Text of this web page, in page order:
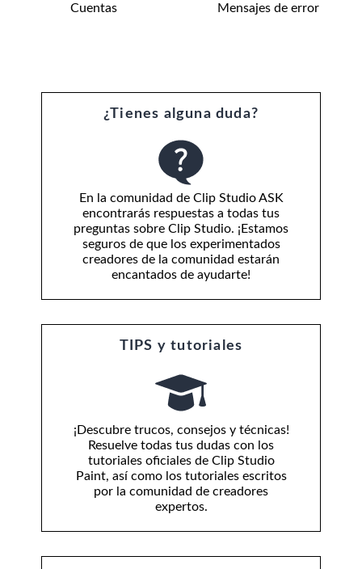
Cuentas Mensajes de error
¿Tienes alguna duda?
En la comunidad de Clip Studio ASK
encontrarás respuestas a todas tus
preguntas sobre Clip Studio. ¡Estamos
seguros de que los experimentados
creadores de la comunidad estarán
encantados de ayudarte!
TIPS y tutoriales
¡Descubre trucos, consejos y técnicas!
Resuelve todas tus dudas con los
tutoriales oficiales de Clip Studio
Paint, así como los tutoriales escritos
por la comunidad de creadores
expertos.